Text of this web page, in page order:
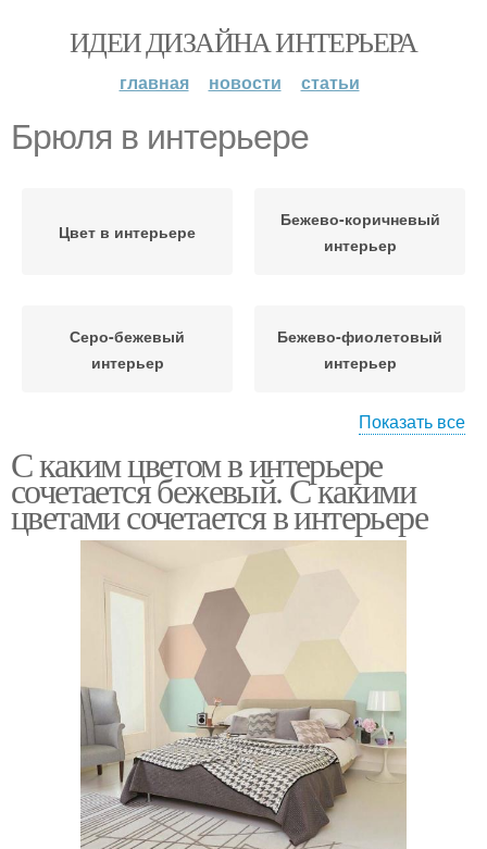
ИДЕИ ДИЗАЙНА ИНТЕРЬЕРА
главная новости статьи
Брюля в интерьере
Цвет в интерьере
Бежево-коричневый
интерьер
Серо-бежевый
интерьер
Бежево-фиолетовый
интерьер
интерьер
Цвета в интерьере
Бежевый интерьер
Интерьер с яркими
Цветы в интерьере Сочетания в интерьере
Показать все
С каким цветом в интерьере
сочетается бежевый. С какими
цветами сочетается в интерьере